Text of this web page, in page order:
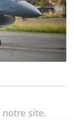
notre site.